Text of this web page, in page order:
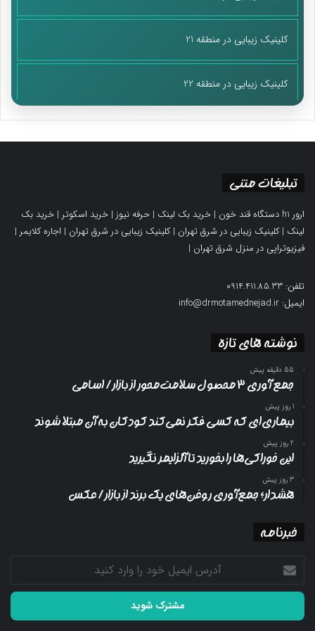
کلینیک زیبایی در منطقه 21
کلینیک زیبایی در منطقه 22
تبلیغات متنی
ارور h1 دستگاه قند خون | خرید بک لینک | حرفه نیوز | خرید اسکوتر | خرید بک
لینک |کلینیک زیبایی در شرق تهران |کلینیک زیبایی در شرق تهران | اجاره کلایمر |
فیزیوتراپی در منزل شرق تهران |
تلفن: 0914.411.85.33
ایمیل: info@drmotamednejad.ir
نوشته های تازه
55 دقیقه پیش
جمع آوری ۳ محصول سلامت‌محور از بازار/ اسامی
1 روز پیش
بیماری‌ای که کسی فکر نمی‌کند کودکان به آن مبتلا شوند
2 روز پیش
این خوراکی‌ها را بخورید تا آلزایمر نگیرید
3 روز پیش
هشدار؛ جمع‌آوری روغن‌های یک برند از بازار/ عکس
خبرنامه
آدرس
ایمیل
خود
وارد